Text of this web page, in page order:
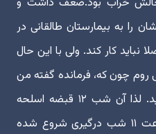
را به بیمارستان طالقانی در
نباید کار کند. ولی با این حال
چون که، فرمانده گفته من
اهواز می روم و شما حتما بروید. لذا آن شب ۱۲ قبضه اسلحه
گرفتند و برای گشت رفتند. ساعت ۱۱ شب درگیری شروع شده